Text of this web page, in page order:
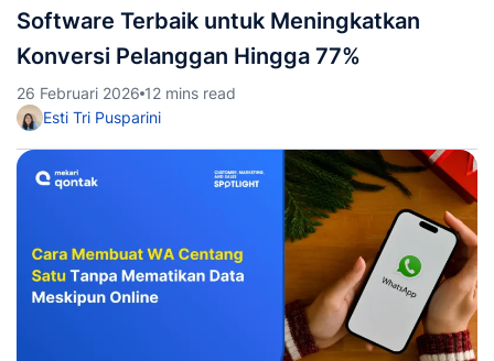
Software Terbaik untuk Meningkatkan
Konversi Pelanggan Hingga 77%
26 Februari 2026 12 mins read
Esti Tri Pusparini